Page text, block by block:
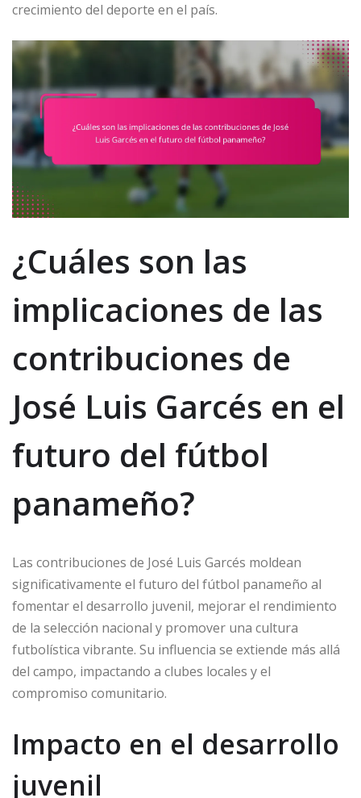
crecimiento del deporte en el país.
¿Cuáles son las
implicaciones de las
contribuciones de
José Luis Garcés en el
futuro del fútbol
panameño?
Las contribuciones de José Luis Garcés moldean
significativamente el futuro del fútbol panameño al
fomentar el desarrollo juvenil, mejorar el rendimiento
de la selección nacional y promover una cultura
futbolística vibrante. Su influencia se extiende más allá
del campo, impactando a clubes locales y el
compromiso comunitario.
Impacto en el desarrollo
juvenil